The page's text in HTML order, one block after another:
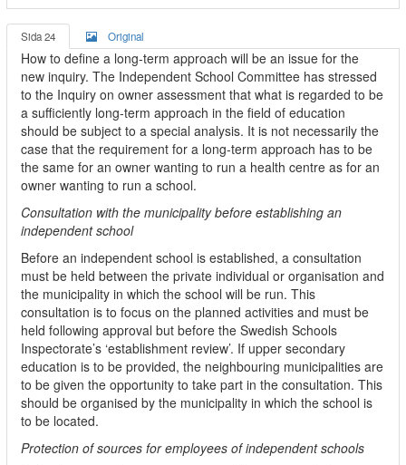
Sida 24 Original
How to define a long-term approach will be an issue for the
new inquiry. The Independent School Committee has stressed
to the Inquiry on owner assessment that what is regarded to be
a sufficiently long-term approach in the field of education
should be subject to a special analysis. It is not necessarily the
case that the requirement for a long-term approach has to be
the same for an owner wanting to run a health centre as for an
owner wanting to run a school.
Consultation with the municipality before establishing an
independent school
Before an independent school is established, a consultation
must be held between the private individual or organisation and
the municipality in which the school will be run. This
consultation is to focus on the planned activities and must be
held following approval but before the Swedish Schools
Inspectorate’s ‘establishment review’. If upper secondary
education is to be provided, the neighbouring municipalities are
to be given the opportunity to take part in the consultation. This
should be organised by the municipality in which the school is
to be located.
Protection of sources for employees of independent schools